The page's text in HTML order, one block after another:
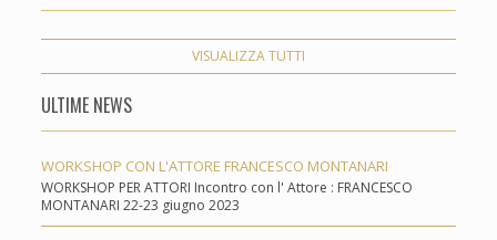
VISUALIZZA TUTTI
ULTIME NEWS
WORKSHOP CON L'ATTORE FRANCESCO MONTANARI
WORKSHOP PER ATTORI Incontro con l' Attore : FRANCESCO
MONTANARI 22-23 giugno 2023